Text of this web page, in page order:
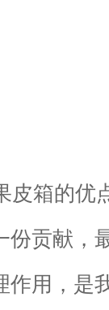
皮箱的优
份贡献，
作用，是